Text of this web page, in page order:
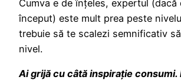
Cumva e de înțeles, expertul (dacă
început) este mult prea peste
trebuie să te scalezi semnificativ
nivel.
Ai grijă cu câtă inspirație consumi.